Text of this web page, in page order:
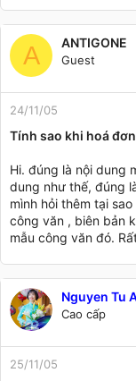
A ANTIGONE
Guest
24/11/05
Tính sao khi hoá
Hi. đúng là nội dung
dung như thế, đúng
mình hỏi thêm tại
công văn , biên bản
mẫu công văn đó.
Nguyen Tu
Cao cấp
25/11/05